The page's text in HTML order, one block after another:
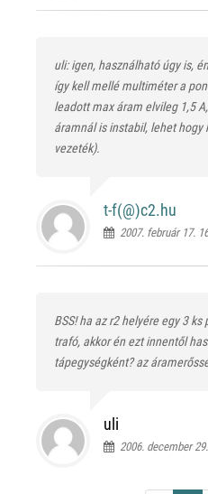
uli: igen, használható úgy is,
így kell mellé multiméter a
leadott max áram elvileg 1,5
áramnál is instabil, lehet hogy
vezeték).
t-f(@)c2.hu
2007. február 17.
BSS! ha az r2 helyére egy 3
trafó, akkor én ezt innentől
tápegységként? az
uli
2006. december